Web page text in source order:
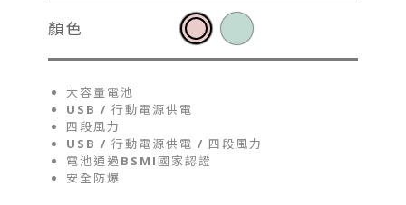
顏色
大容量電池
USB / 行動電源供電
四段風力
USB / 行動電源供電 / 四段風力
電池通過BSMI國家認證
安全防爆